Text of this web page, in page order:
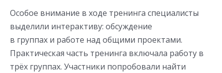
Особое внимание в ходе тренинга специалисты
выделили интерактиву: обсуждение
в группах и работе над общими проектами.
Практическая часть тренинга включала работу в
трёх группах. Участники попробовали найти